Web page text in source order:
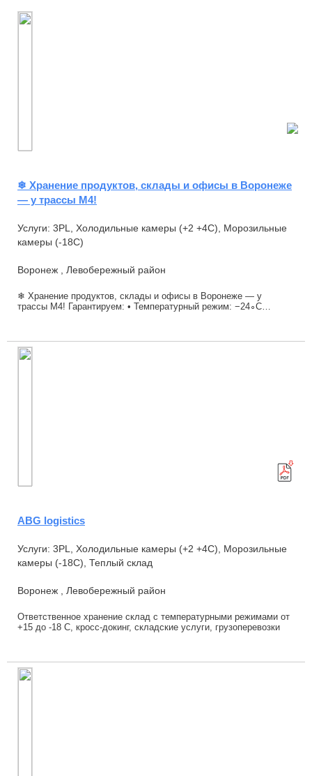
❄ Хранение продуктов, склады и офисы в Воронеже
— у трассы М4!
Услуги: 3PL, Холодильные камеры (+2 +4С), Морозильные
камеры (-18С)
Воронеж , Левобережный район
❄ Хранение продуктов, склады и офисы в Воронеже — у
трассы М4! Гарантируем: • Температурный режим: −24∘C…
ABG logistics
Услуги: 3PL, Холодильные камеры (+2 +4С), Морозильные
камеры (-18С), Теплый склад
Воронеж , Левобережный район
Ответственное хранение склад с температурными режимами от
+15 до -18 С, кросс-докинг, складские услуги, грузоперевозки